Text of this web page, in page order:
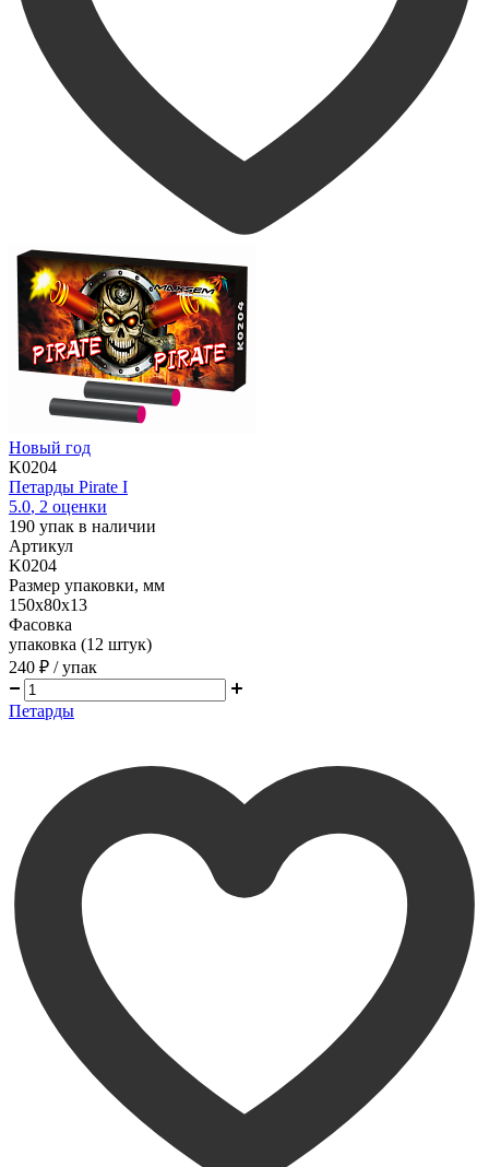
Новый год
K0204
Петарды Pirate I
5.0, 2 оценки
190 упак в наличии
Артикул
K0204
Размер упаковки, мм
150х80х13
Фасовка
упаковка (12 штук)
240 ₽ / упак
Петарды